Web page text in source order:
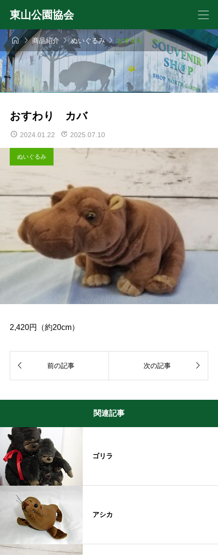
東山公園協会
商品紹介 ぬいぐるみおすわり カバ
おすわり カバ
2024.01.22 2025.07.10
ぬいぐるみ
2,420円（約20cm）
 前の記事 次の記事 
関連記事
ゴリラ
アシカ